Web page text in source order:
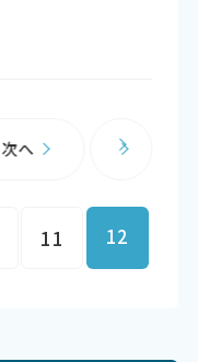
11 12
次へ